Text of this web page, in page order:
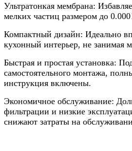
Ультратонкая мембрана:
мелких частиц размером до
Компактный дизайн: Идеально
кухонный интерьер, не занимая
Быстрая и простая установка:
самостоятельного монтажа,
инструкция включены.
Экономичное обслуживание:
фильтрации и низкие
снижают затраты на